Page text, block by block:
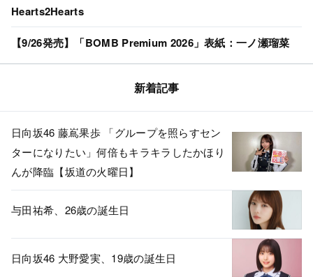
Hearts2Hearts
【9/26発売】「BOMB Premium 2026」表紙：一ノ瀬瑠菜
新着記事
日向坂46 藤嶌果歩 「グループを照らすセン
ターになりたい」何倍もキラキラしたかほり
んが降臨【坂道の火曜日】
与田祐希、26歳の誕生日
日向坂46 大野愛実、19歳の誕生日